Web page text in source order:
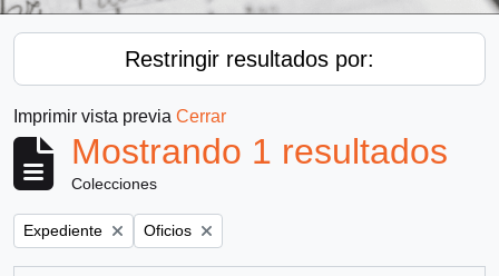
Restringir resultados por:
Imprimir vista previa Cerrar
Mostrando 1 resultados
Colecciones
Remove filter:
Expediente Remove filter:
Oficios